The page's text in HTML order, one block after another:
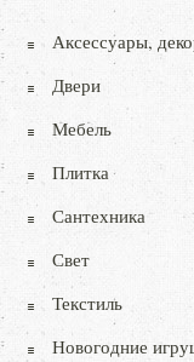
Аксессуары,
Двери
Мебель
Плитка
Сантехника
Свет
Текстиль
Новогодние